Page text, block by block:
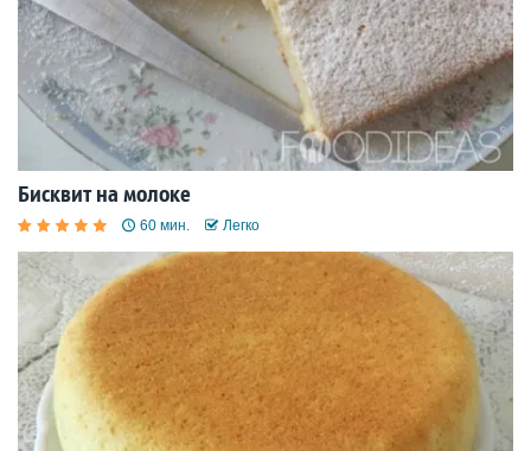
Бисквит на молоке
60 мин. Легко